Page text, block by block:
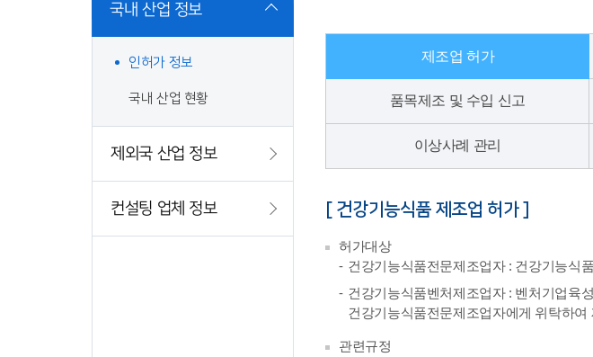
국내 산업 정보
인허가 정보
국내 산업 현황
제외국 산업 정보
컨설팅 업체 정보
제조업 허가
품목제조 및 수입 신고
이상사례 관리
[ 건강기능식품 제조업 허가 ]
허가대상
건강기능식품전문제조업자 : 건강기능식
건강기능식품벤처제조업자 : 벤처기업육
건강기능식품전문제조업자에게 위탁하여
관련규정